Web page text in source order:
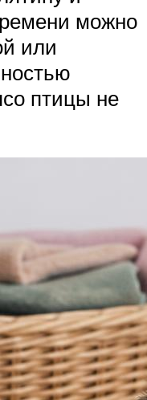
можно
или
птицы не